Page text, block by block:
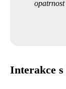
Interakce